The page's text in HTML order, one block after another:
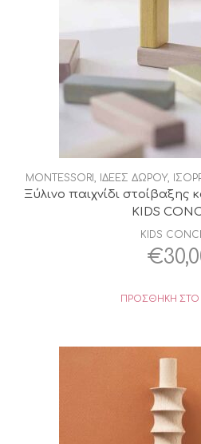
MONTESSORI , ΙΔΕΕΣ ΔΩΡΟΥ,
Ξύλινο παιχνίδι στοίβαξης
KIDS
KIDS
€
ΠΡΟΣΘΉΚΗ ΣΤΟ